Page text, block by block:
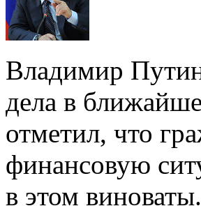
Владимир Путин
дела в
отметил, что
финансовую
в этом